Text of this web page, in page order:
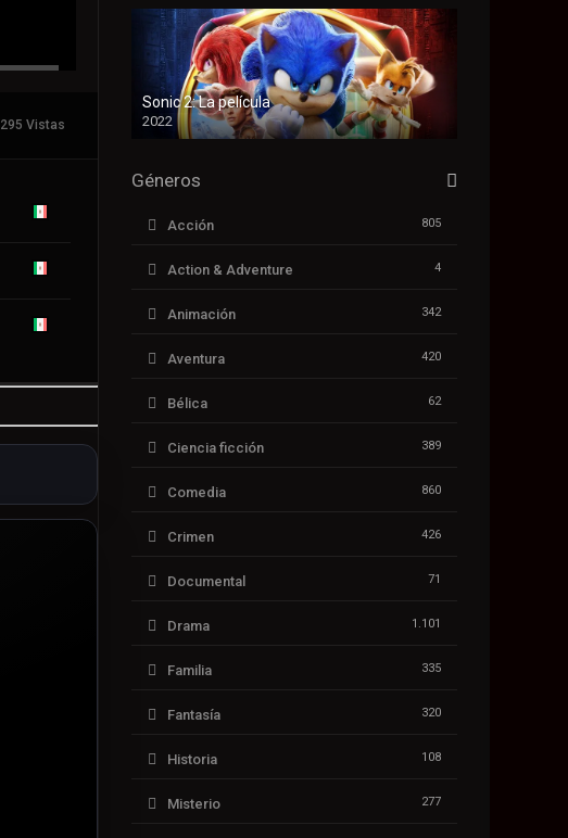
295 Vistas
Sonic 2: La película
2022
Géneros
Acción 805
Action & Adventure 4
Animación 342
Aventura 420
Bélica 62
Ciencia ficción 389
Comedia 860
Crimen 426
Documental 71
Drama 1.101
Familia 335
Fantasía 320
Historia 108
Misterio 277